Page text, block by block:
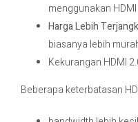
menggunakan HDMI
Harga Lebih
biasanya lebih
Kekurangan HDMI
Beberapa keterbatasan